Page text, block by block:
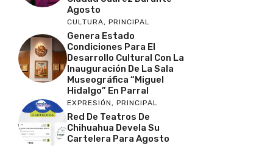
Agosto
CULTURA, PRINCIPAL
Genera Estado
Condiciones Para El
Desarrollo Cultural Con La
Inauguración De La Sala
Museográfica “Miguel
Hidalgo” En Parral
EXPRESIÓN, PRINCIPAL
Red De Teatros De
Chihuahua Devela Su
Cartelera Para Agosto